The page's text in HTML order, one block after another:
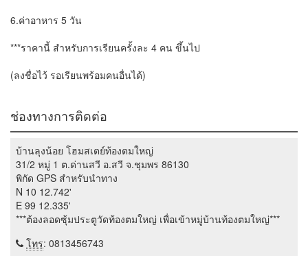
6.ค่าอาหาร 5 วัน
***ราคานี้ สำหรับการเรียนครั้งละ 4 คน ขึ้นไป
(ลงชื่อไว้ รอเรียนพร้อมคนอื่นได้)
ช่องทางการติดต่อ
บ้านลุงน้อย โฮมสเตย์ท้องตมใหญ่
31/2 หมู่ 1 ต.ด่านสวี อ.สวี จ.ชุมพร 86130
พิกัด GPS สำหรับนำทาง
N 10 12.742'
E 99 12.335'
***ต้องลอดซุ้มประตูวัดท้องตมใหญ่ เพื่อเข้าหมู่บ้านท้องตมใหญ่***
โทร: 0813456743